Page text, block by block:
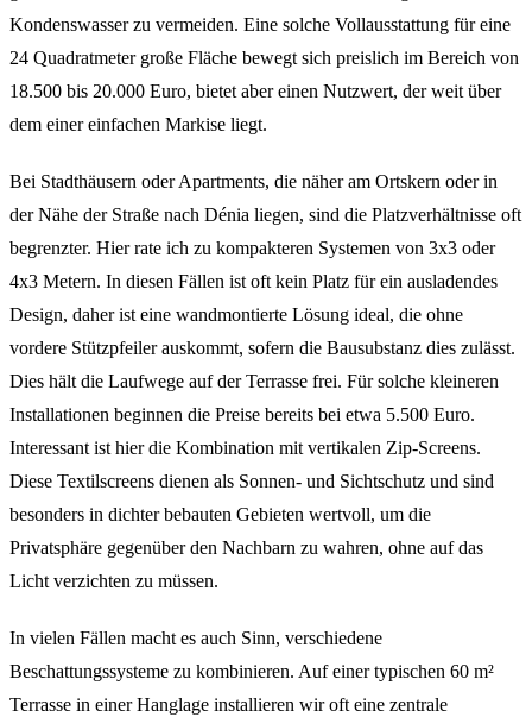
Kondenswasser zu vermeiden. Eine solche Vollausstattung für eine
24 Quadratmeter große Fläche bewegt sich preislich im Bereich von
18.500 bis 20.000 Euro, bietet aber einen Nutzwert, der weit über
dem einer einfachen Markise liegt.
Bei Stadthäusern oder Apartments, die näher am Ortskern oder in
der Nähe der Straße nach Dénia liegen, sind die Platzverhältnisse oft
begrenzter. Hier rate ich zu kompakteren Systemen von 3x3 oder
4x3 Metern. In diesen Fällen ist oft kein Platz für ein ausladendes
Design, daher ist eine wandmontierte Lösung ideal, die ohne
vordere Stützpfeiler auskommt, sofern die Bausubstanz dies zulässt.
Dies hält die Laufwege auf der Terrasse frei. Für solche kleineren
Installationen beginnen die Preise bereits bei etwa 5.500 Euro.
Interessant ist hier die Kombination mit vertikalen Zip-Screens.
Diese Textilscreens dienen als Sonnen- und Sichtschutz und sind
besonders in dichter bebauten Gebieten wertvoll, um die
Privatsphäre gegenüber den Nachbarn zu wahren, ohne auf das
Licht verzichten zu müssen.
In vielen Fällen macht es auch Sinn, verschiedene
Beschattungssysteme zu kombinieren. Auf einer typischen 60 m²
Terrasse in einer Hanglage installieren wir oft eine zentrale